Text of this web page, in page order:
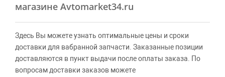
магазине Avtomarket34.ru
Здесь Вы можете узнать оптимальные цены и сроки
доставки для вабранной запчасти. Заказанные позиции
доставляются в пункт выдачи после оплаты заказа. По
вопросам доставки заказов можете